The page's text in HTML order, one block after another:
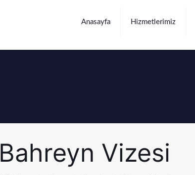
Anasayfa Hizmetlerimiz
Bahreyn Vizesi